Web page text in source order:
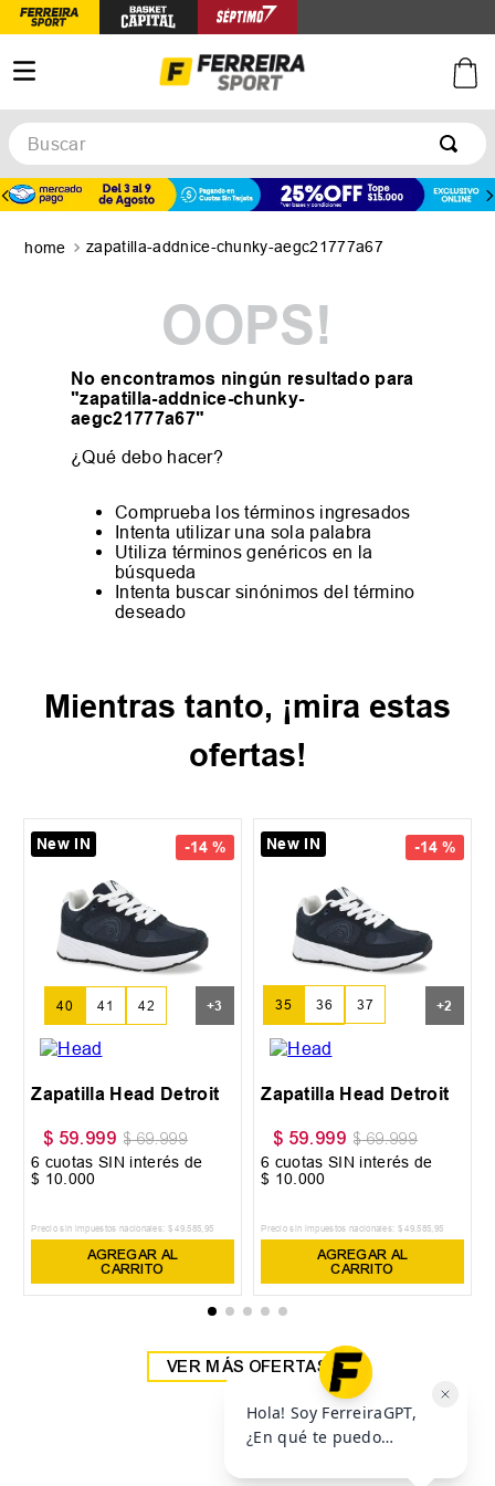
Buscar
zapatilla-addnice-chunky-aegc21777a67
OOPS!
No encontramos ningún resultado para
"zapatilla-addnice-chunky-
aegc21777a67"
¿Qué debo hacer?
Comprueba los términos ingresados
Intenta utilizar una sola palabra
Utiliza términos genéricos en la
búsqueda
Intenta buscar sinónimos del término
deseado
Mientras tanto, ¡mira estas
ofertas!
-14 %
New IN
40 41 42 +3
Zapatilla Head Detroit
$ 59.999 $ 69.999
6 cuotas SIN interés de
$ 10 000
Precio sin impuestos nacionales: $ 49.585,95
AGREGAR AL
CARRITO
-14 %
New IN
35 36 37
38 39
+2
Zapatilla Head Detroit
$ 59.999 $ 69.999
6 cuotas SIN interés de
$ 10 000
Precio sin impuestos nacionales: $ 49.585,95
AGREGAR AL
CARRITO
VER MÁS OFERTAS
TÉRMINOS MÁS BUSCADOS
basquet
zapatillas adidas
medias